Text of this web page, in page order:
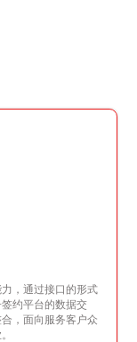
，通过接口的形式
约平台的数据交
，面向服务客户众